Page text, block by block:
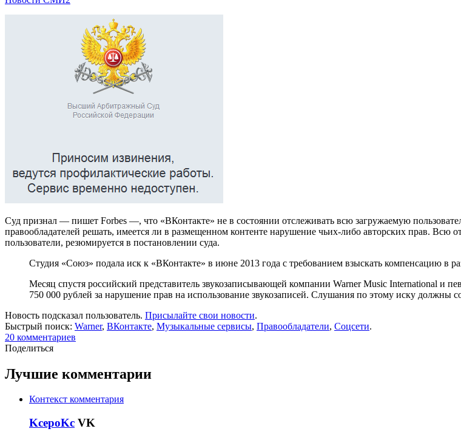
Суд признал — пишет Forbes —, что «ВКонтакте» не в состоянии отслеживать всю загружаемую
правообладателей решать, имеется ли в размещенном контенте нарушение чьих-либо авторских прав. Всю
пользователи, резюмируется в постановлении суда.
Студия «Союз» подала иск к «ВКонтакте» в июне 2013 года с требованием взыскать компенсацию в
Месяц спустя российский представитель звукозаписывающей компании Warner Music International и
750 000 рублей за нарушение прав на использование звукозаписей. Слушания по этому иску должны
Новость подсказал пользователь. Присылайте свои новости.
Быстрый поиск: Warner, ВКонтакте, Музыкальные сервисы, Правообладатели, Соцсети.
20 комментариев
Поделиться
Лучшие комментарии
Контекст комментария
KcepoKc VK